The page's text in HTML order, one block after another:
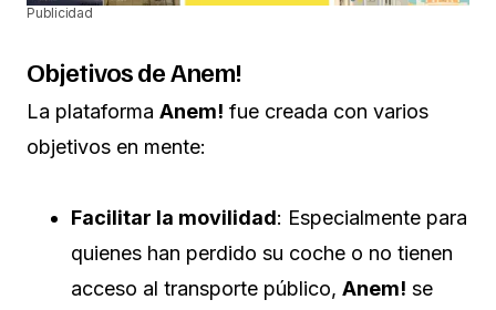
Publicidad
Objetivos de Anem!
La plataforma Anem! fue creada con varios
objetivos en mente:
Facilitar la movilidad: Especialmente para
quienes han perdido su coche o no tienen
acceso al transporte público, Anem! se